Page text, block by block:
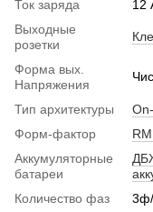
Ток заряда
12
Выходные
розетки
Форма вых.
Напряжения
Тип архитектуры
Форм-фактор
Аккумуляторные
батареи
Количество фаз